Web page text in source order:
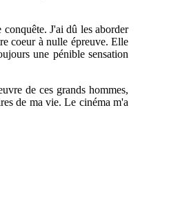
J'ai dû les aborder
coeur à nulle épreuve. Elle
une pénible sensation
de ces grands hommes,
de ma vie. Le cinéma m'a